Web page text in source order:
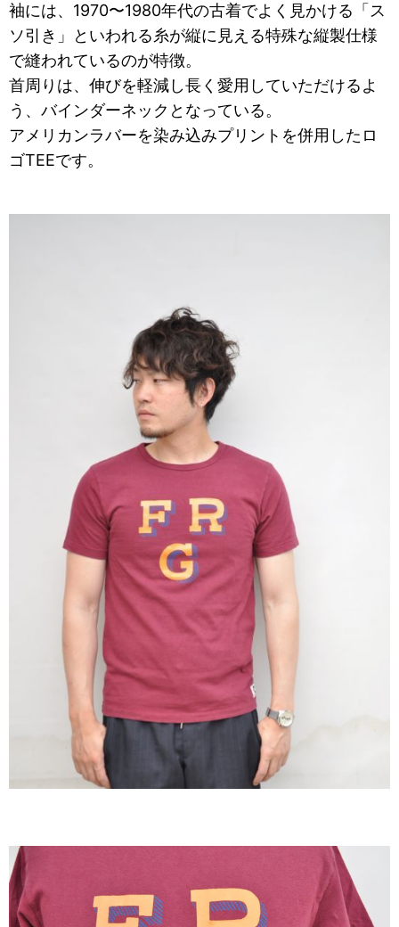
袖には、1970〜1980年代の古着でよく見かける「ス
ソ引き」といわれる糸が縦に見える特殊な縦製仕様
で縫われているのが特徴。
首周りは、伸びを軽減し長く愛用していただけるよ
う、バインダーネックとなっている。
アメリカンラバーを染み込みプリントを併用したロ
ゴTEEです。